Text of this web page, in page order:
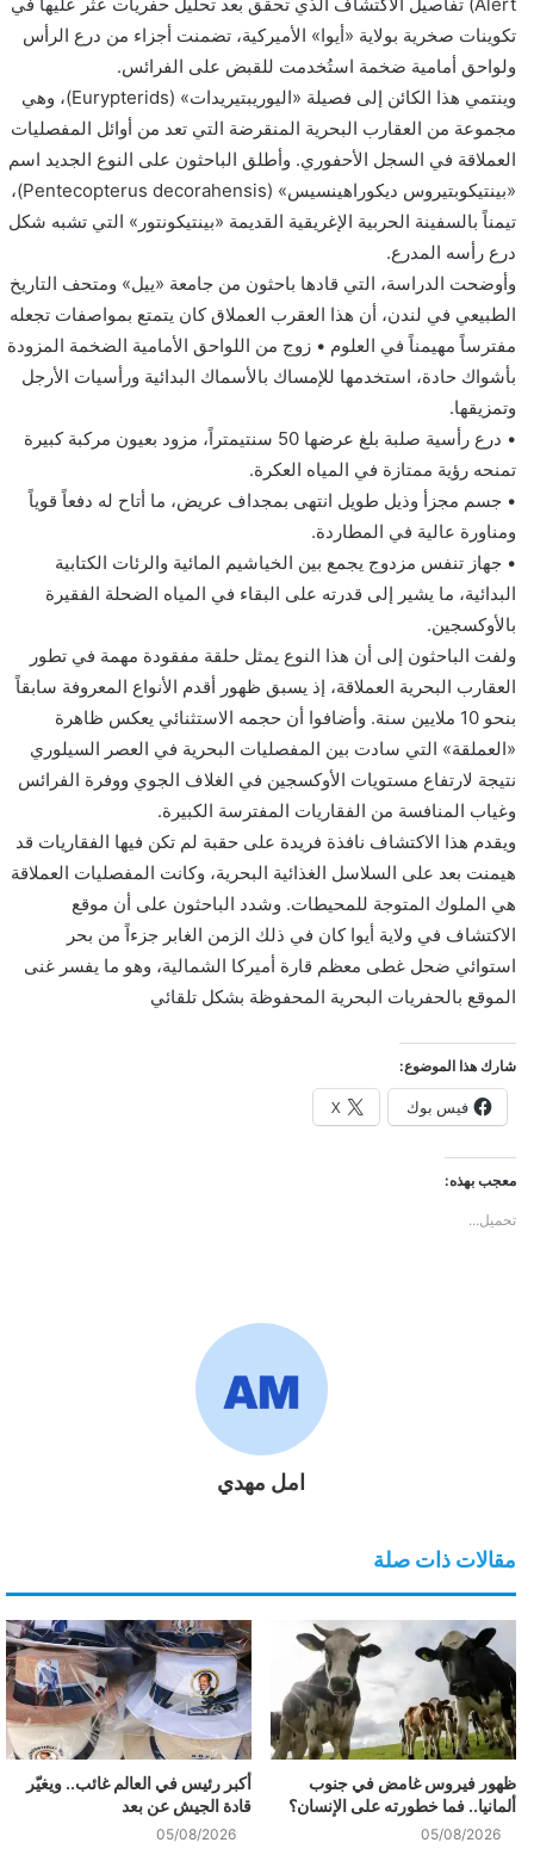
ا
Alert) تفاصيل الاكتشاف الذي تحقق بعد تحليل حفريات عُثر عليها في
تكوينات صخرية بولاية «أيوا» الأميركية، تضمنت أجزاء من درع الرأس
ولواحق أمامية ضخمة استُخدمت للقبض على الفرائس.
وينتمي هذا الكائن إلى فصيلة «اليوريبتيريدات» (Eurypterids)، وهي
مجموعة من العقارب البحرية المنقرضة التي تعد من أوائل المفصليات
العملاقة في السجل الأحفوري. وأطلق الباحثون على النوع الجديد اسم
«بينتيكوبتيروس ديكوراهينسيس» (Pentecopterus decorahensis)،
تيمناً بالسفينة الحربية الإغريقية القديمة «بينتيكونتور» التي تشبه شكل
درع رأسه المدرع.
وأوضحت الدراسة، التي قادها باحثون من جامعة «ييل» ومتحف التاريخ
الطبيعي في لندن، أن هذا العقرب العملاق كان يتمتع بمواصفات تجعله
مفترساً مهيمناً في العلوم • زوج من اللواحق الأمامية الضخمة المزودة
بأشواك حادة، استخدمها للإمساك بالأسماك البدائية ورأسيات الأرجل
وتمزيقها.
• درع رأسية صلبة بلغ عرضها 50 سنتيمتراً، مزود بعيون مركبة كبيرة
تمنحه رؤية ممتازة في المياه العكرة.
• جسم مجزأ وذيل طويل انتهى بمجداف عريض، ما أتاح له دفعاً قوياً
ومناورة عالية في المطاردة.
• جهاز تنفس مزدوج يجمع بين الخياشيم المائية والرئات الكتابية
البدائية، ما يشير إلى قدرته على البقاء في المياه الضحلة الفقيرة
بالأوكسجين.
ولفت الباحثون إلى أن هذا النوع يمثل حلقة مفقودة مهمة في تطور
العقارب البحرية العملاقة، إذ يسبق ظهور أقدم الأنواع المعروفة سابقاً
بنحو 10 ملايين سنة. وأضافوا أن حجمه الاستثنائي يعكس ظاهرة
«العملقة» التي سادت بين المفصليات البحرية في العصر السيلوري
نتيجة لارتفاع مستويات الأوكسجين في الغلاف الجوي ووفرة الفرائس
وغياب المنافسة من الفقاريات المفترسة الكبيرة.
ويقدم هذا الاكتشاف نافذة فريدة على حقبة لم تكن فيها الفقاريات قد
هيمنت بعد على السلاسل الغذائية البحرية، وكانت المفصليات العملاقة
هي الملوك المتوجة للمحيطات. وشدد الباحثون على أن موقع
الاكتشاف في ولاية أيوا كان في ذلك الزمن الغابر جزءاً من بحر
استوائي ضحل غطى معظم قارة أميركا الشمالية، وهو ما يفسر غنى
الموقع بالحفريات البحرية المحفوظة بشكل تلقائي
شارك هذا الموضوع:
فيس بوك X
معجب بهذه:
تحميل...
امل مهدي
مقالات ذات صلة
ظهور فيروس غامض في جنوب
ألمانيا.. فما خطورته على الإنسان؟
05/08/2026
أكبر رئيس في العالم غائب.. ويغيّر
قادة الجيش عن بعد
05/08/2026